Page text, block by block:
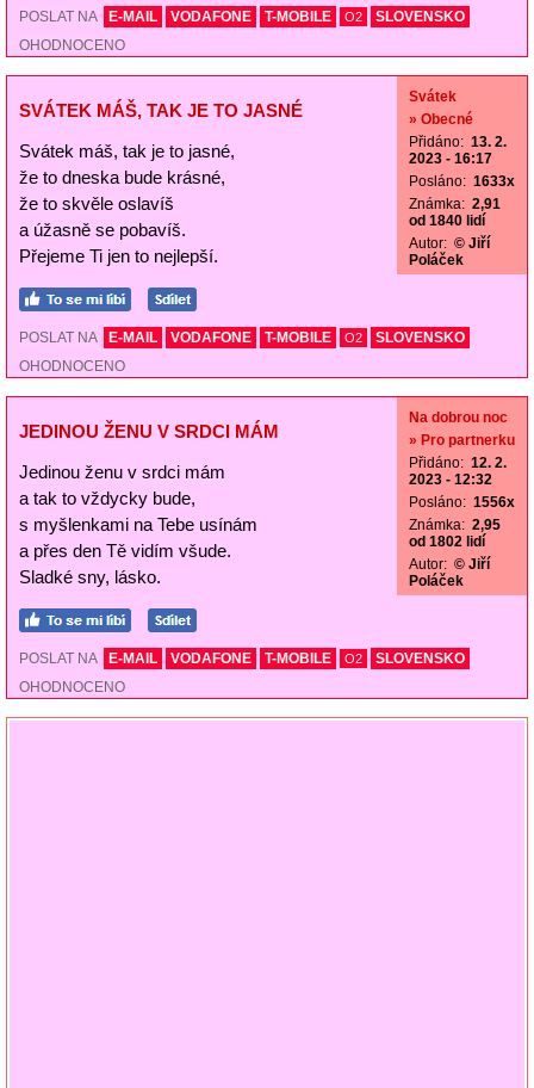
POSLAT NA E-MAIL VODAFONE T-MOBILE O2
SLOVENSKO
OHODNOCENO
SVÁTEK MÁŠ, TAK JE TO JASNÉ
Svátek máš, tak je to jasné,
že to dneska bude krásné,
že to skvěle oslavíš
a úžasně se pobavíš.
Přejeme Ti jen to nejlepší.
Svátek
» Obecné
Přidáno: 13. 2.
2023 - 16:17
Posláno: 1633x
Známka: 2,91
od 1840 lidí
Autor: © Jiří
Poláček
POSLAT NA E-MAIL VODAFONE T-MOBILE O2
SLOVENSKO
OHODNOCENO
JEDINOU ŽENU V SRDCI MÁM
Jedinou ženu v srdci mám
a tak to vždycky bude,
s myšlenkami na Tebe usínám
a přes den Tě vidím všude.
Sladké sny, lásko.
Na dobrou noc
» Pro partnerku
Přidáno: 12. 2.
2023 - 12:32
Posláno: 1556x
Známka: 2,95
od 1802 lidí
Autor: © Jiří
Poláček
POSLAT NA E-MAIL VODAFONE T-MOBILE O2
SLOVENSKO
OHODNOCENO